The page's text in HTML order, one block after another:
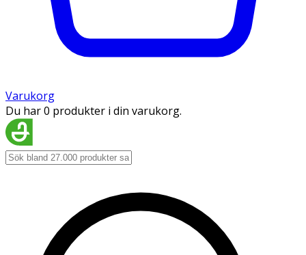
Varukorg
Du har 0 produkter i din varukorg.